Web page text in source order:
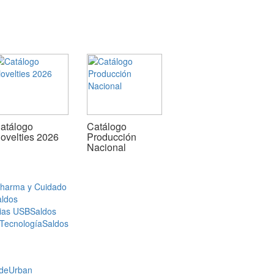
2026
Catálogo
Producción
Nacional
y Cuidado
USBSaldos
Saldos
Urban